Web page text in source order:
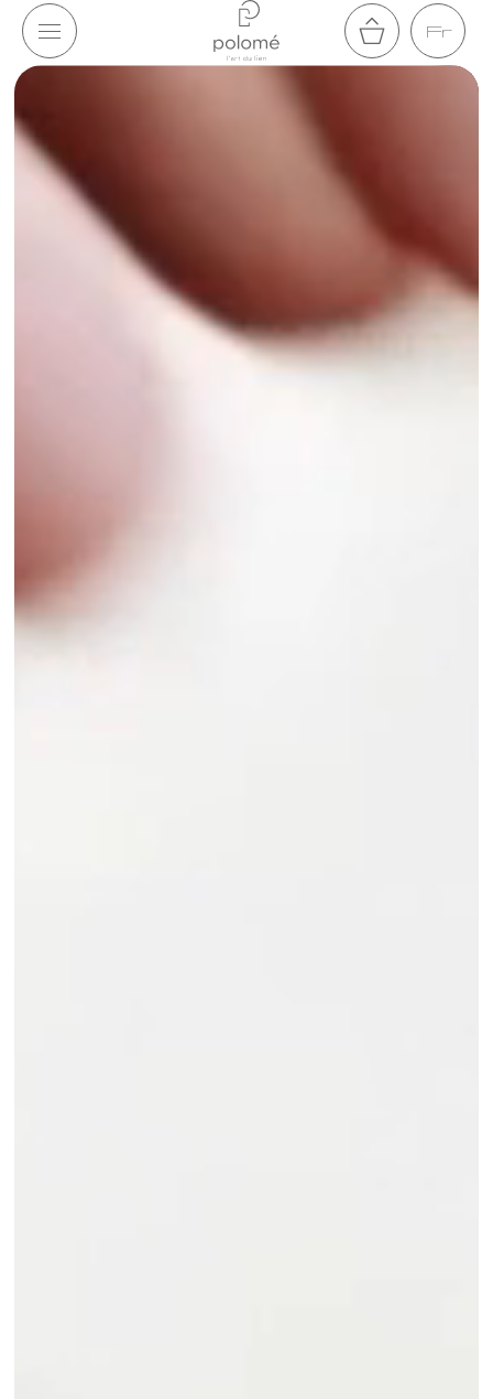
Aller au
contenu
Panier Fr